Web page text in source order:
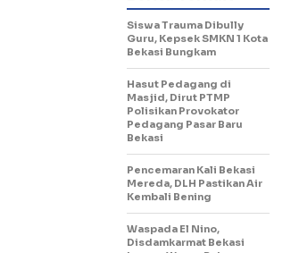
Siswa Trauma Dibully
Guru, Kepsek SMKN 1 Kota
Bekasi Bungkam
Hasut Pedagang di
Masjid, Dirut PTMP
Polisikan Provokator
Pedagang Pasar Baru
Bekasi
Pencemaran Kali Bekasi
Mereda, DLH Pastikan Air
Kembali Bening
Waspada El Nino,
Disdamkarmat Bekasi